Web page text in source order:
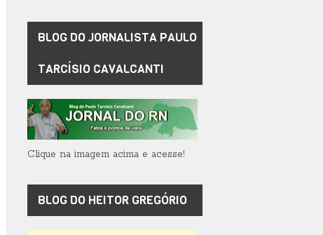
BLOG DO JORNALISTA PAULO
TARCÍSIO CAVALCANTI
Clique na imagem acima e acesse!
BLOG DO HEITOR GREGÓRIO